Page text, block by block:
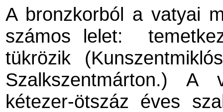
A bronzkorból a vatyai
számos lelet:
tükrözik
Szalkszentmárton.)
kétezer-ötszáz éves